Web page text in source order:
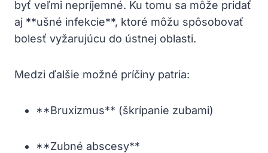
byť veľmi nepríjemné. Ku tomu sa môže pridať
aj **ušné infekcie**, ktoré môžu spôsobovať
bolesť vyžarujúcu do ústnej oblasti.
Medzi ďalšie možné príčiny patria:
**Bruxizmus** (škrípanie zubami)
**Zubné abscesy**